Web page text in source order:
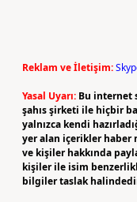
Reklam ve İletişim:
Yasal Uyarı: Bu internet
şahıs şirketi ile hiçbir
yalnızca kendi
yer alan içerikler haber
ve kişiler hakkında
kişiler ile isim
bilgiler taslak